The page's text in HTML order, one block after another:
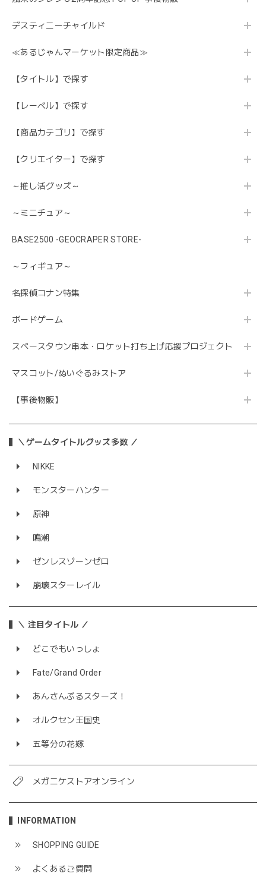
デスティニーチャイルド
≪あるじゃんマーケット限定商品≫
【タイトル】で探す
【レーベル】で探す
【商品カテゴリ】で探す
【クリエイター】で探す
～推し活グッズ～
～ミニチュア～
BASE2500 -GEOCRAPER STORE-
～フィギュア～
名探偵コナン特集
ボードゲーム
スペースタウン串本・ロケット打ち上げ応援プロジェクト
マスコット/ぬいぐるみストア
【事後物販】
＼ゲームタイトルグッズ多数 ／
NIKKE
モンスターハンター
原神
鳴潮
ゼンレスゾーンゼロ
崩壊スターレイル
＼ 注目タイトル ／
どこでもいっしょ
Fate/Grand Order
あんさんぶるスターズ！
オルクセン王国史
五等分の花嫁
メガニケストアオンライン
INFORMATION
SHOPPING GUIDE
よくあるご質問